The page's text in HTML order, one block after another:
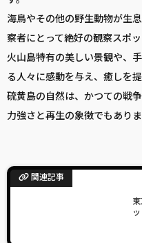
海鳥やその他の野生動物が生
察者にとって絶好の観察スポッ
火山島特有の美しい景観や、
る人々に感動を与え、癒しを提
硫黄島の自然は、かつての戦
力強さと再生の象徴でもありま
関連記事